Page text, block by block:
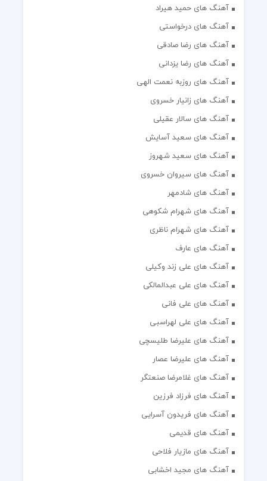
آهنگ های حمید هیراد
آهنگ های درخواستی
آهنگ های رضا صادقی
آهنگ های رضا یزدانی
آهنگ های روزبه نعمت الهی
آهنگ های زانیار خسروی
آهنگ های سالار عقیلی
آهنگ های سعید آسایش
آهنگ های سعید شهروز
آهنگ های سیروان خسروی
آهنگ های شادمهر
آهنگ های شهرام شکوهی
آهنگ های شهرام ناظری
آهنگ های عارف
آهنگ های علی زند وکیلی
آهنگ های علی عبدالمالکی
آهنگ های علی فانی
آهنگ های علی لهراسبی
آهنگ های علیرضا طلیسچی
آهنگ های علیرضا عصار
آهنگ های غلامرضا صنعتگر
آهنگ های فرزاد فرزین
آهنگ های فریدون آسرایی
آهنگ های قدیمی
آهنگ های مازیار فلاحی
آهنگ های مجید اخشابی